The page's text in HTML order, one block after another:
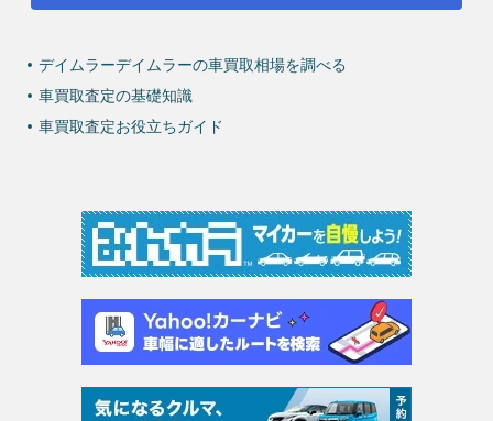
デイムラーデイムラーの車買取相場を調べる
車買取査定の基礎知識
車買取査定お役立ちガイド